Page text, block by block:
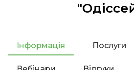
Інформація Послуги